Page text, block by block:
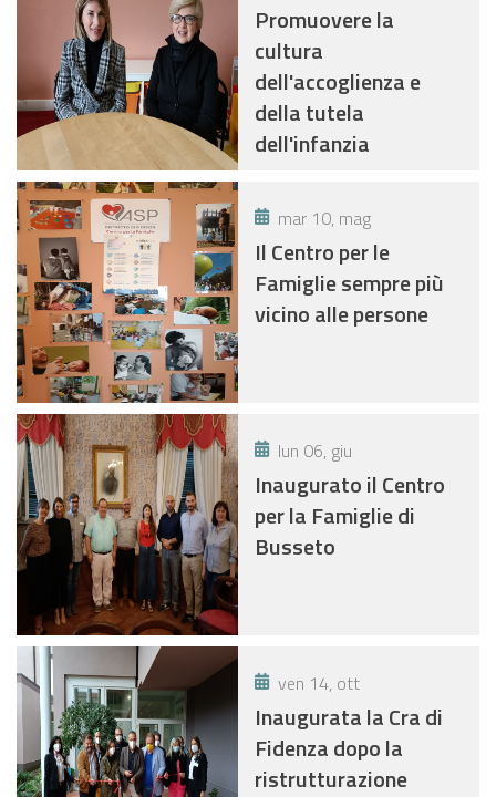
Promuovere la
cultura
dell'accoglienza e
della tutela
dell'infanzia
mar 10, mag
Il Centro per le
Famiglie sempre più
vicino alle persone
lun 06, giu
Inaugurato il Centro
per la Famiglie di
Busseto
ven 14, ott
Inaugurata la Cra di
Fidenza dopo la
ristrutturazione